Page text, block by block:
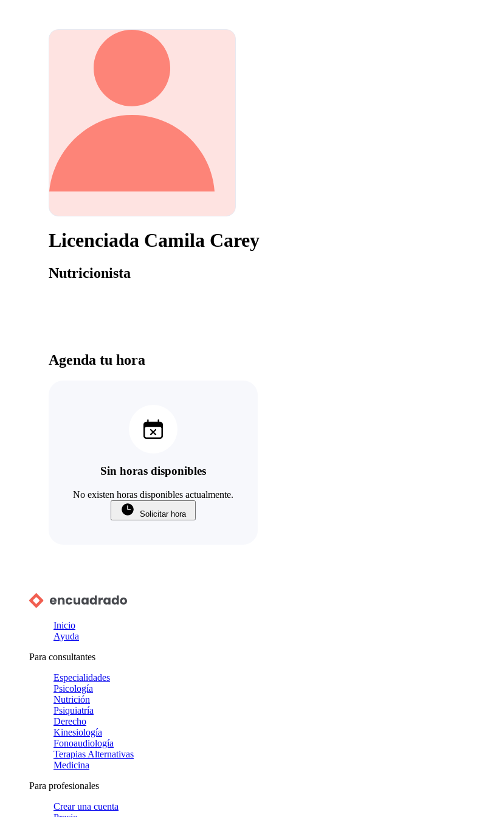
Licenciada Camila Carey
Nutricionista
Agenda tu hora
Sin horas disponibles
No existen horas disponibles actualmente.
Solicitar hora
Inicio
Ayuda
Para consultantes
Especialidades
Psicología
Nutrición
Psiquiatría
Derecho
Kinesiología
Fonoaudiología
Terapias Alternativas
Medicina
Para profesionales
Crear una cuenta